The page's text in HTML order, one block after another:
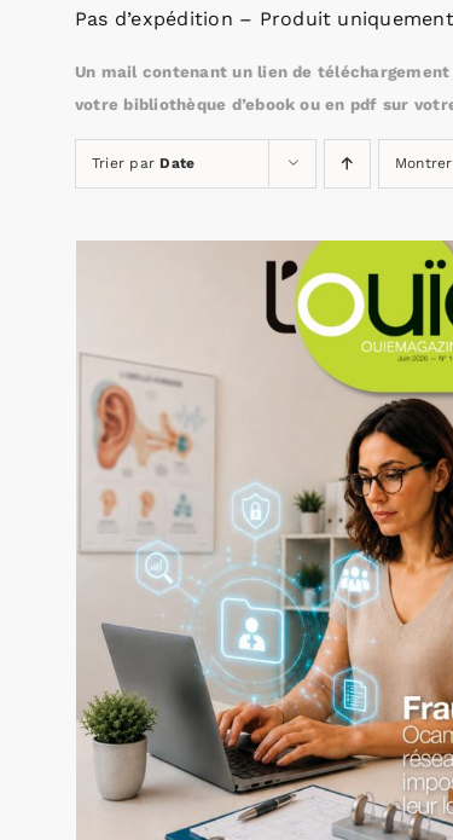
Pas d’expédition – Produit
Un mail contenant un lien de
votre bibliothèque d’ebook ou en pdf sur
Trier parDate Montrer